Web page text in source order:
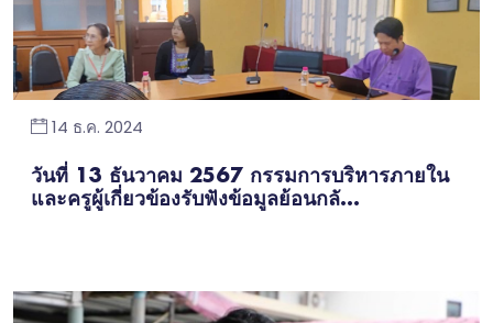
14 ธ.ค. 2024
วันที่ 13 ธันวาคม 2567 กรรมการบริหารภายใน
และครูผู้เกี่ยวข้องรับฟังข้อมูลย้อนกลั...